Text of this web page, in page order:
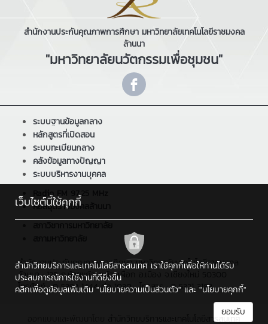
สำนักงานประกันคุณภาพการศึกษา มหาวิทยาลัยเทคโนโลยีราชมงคล
ล้านนา
"มหาวิทยาลัยนวัตกรรมเพื่อชุมชน"
ระบบฐานข้อมูลกลาง
หลักสูตรที่เปิดสอน
ระบบทะเบียนกลาง
คลังข้อมูลทางปัญญา
ระบบบริหารงานบุคคล
Radio FM 97.25 MHz
หอสมุดราชมงคลล้านนา
สำนักงานประกันคุณภาพการศึกษา มหาวิทยาลัยเทคโนโลยีราชมงคล
ล้านนา : 128 ถ.ห้วยแก้ว ต.ช้างเผือก อ.เมือง จ.เชียงใหม่ 50300
โทรศัพท์ : 0 5392 1444 ต่อ 1030 , โทรสาร : 0 5321 3183
เว็บไซต์นี้ใช้คุกกี้
สำนักวิทยบริการและเทคโนโลยีสารสนเทศ เราใช้คุกกี้เพื่อให้ท่านได้รับ
ประสบการณ์การใช้งานที่ดียิ่งขึ้น
คลิกเพื่อดูข้อมูลเพิ่มเติม "นโยบายความเป็นส่วนตัว" และ "นโยบายคุกกี้"
ยอมรับ
สำนักวิทยบริการและเทคโนโลยีสารสนเทศ